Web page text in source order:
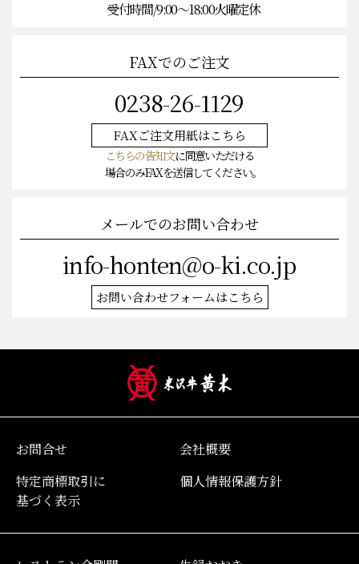
受付時間/9:00〜18:00火曜定休
FAXでのご注文
0238-26-1129
FAXご注文用紙はこちら
こちらの告知文に同意いただける
場合のみFAXを送信してください。
メールでのお問い合わせ
info-honten@o-ki.co.jp
お問い合わせフォームはこちら
お問合せ
会社概要
特定商標取引に
基づく表示
個人情報保護方針